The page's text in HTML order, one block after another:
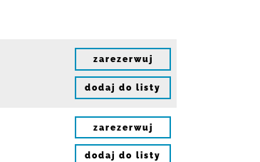
zarezerwuj
dodaj do listy
zarezerwuj
dodaj do listy